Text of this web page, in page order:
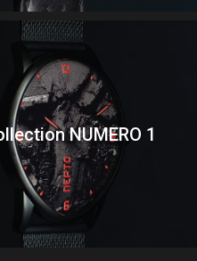
NUMERO 1
NUMERO 1
3D et en relief, des aiguilles
vous donner l’heure avec
Montres